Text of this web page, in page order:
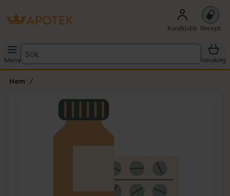
Kundklubb Recept
Meny
Sök
Varukorg
Hem
Lista: . Innehåller 1 objekt.